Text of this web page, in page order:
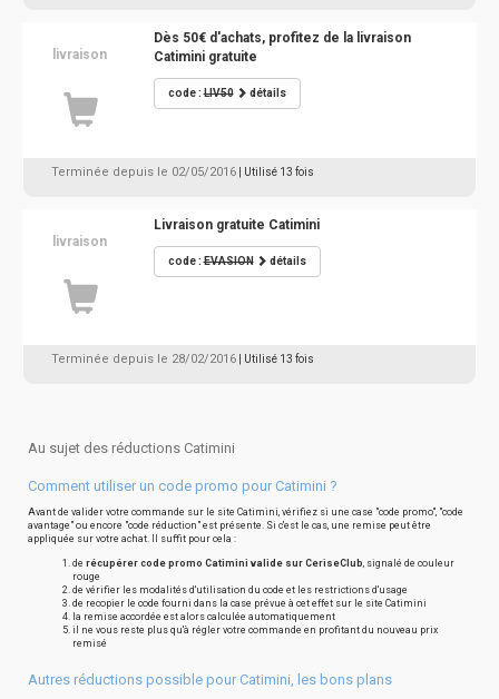
livraison
Dès 50€ d'achats, profitez de la livraison
Catimini gratuite
code :LIV50 détails
Terminée depuis le 02/05/2016 | Utilisé 13 fois
livraison
Livraison gratuite Catimini
code :EVASION détails
Terminée depuis le 28/02/2016 | Utilisé 13 fois
Au sujet des réductions Catimini
Comment utiliser un code promo pour Catimini ?
Avant de valider votre commande sur le site Catimini, vérifiez si une case "code promo", "code
avantage" ou encore "code réduction" est présente. Si c'est le cas, une remise peut être
appliquée sur votre achat. Il suffit pour cela :
de récupérer code promo Catimini valide sur CeriseClub, signalé de couleur
rouge
de vérifier les modalités d'utilisation du code et les restrictions d'usage
de recopier le code fourni dans la case prévue à cet effet sur le site Catimini
la remise accordée est alors calculée automatiquement
il ne vous reste plus qu'à régler votre commande en profitant du nouveau prix
remisé
Autres réductions possible pour Catimini, les bons plans